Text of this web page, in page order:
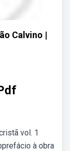
Calvino |
vol. 1
à obra